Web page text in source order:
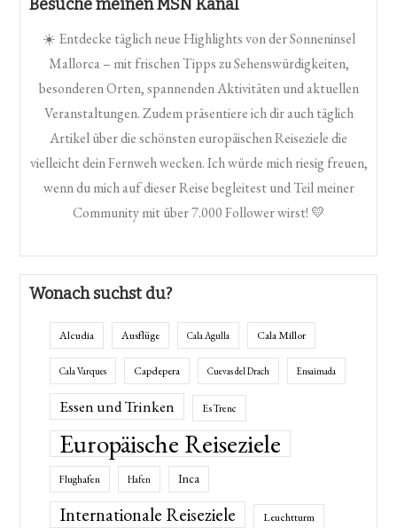
Besuche meinen MSN Kanal
☀️ Entdecke täglich neue Highlights von der Sonneninsel
Mallorca – mit frischen Tipps zu Sehenswürdigkeiten,
besonderen Orten, spannenden Aktivitäten und aktuellen
Veranstaltungen. Zudem präsentiere ich dir auch täglich
Artikel über die schönsten europäischen Reiseziele die
vielleicht dein Fernweh wecken. Ich würde mich riesig freuen,
wenn du mich auf dieser Reise begleitest und Teil meiner
Community mit über 7.000 Follower wirst! 💛
Wonach suchst du?
Alcudia Ausflüge Cala Agulla Cala Millor
Cala Varques Capdepera Cuevas del Drach Ensaimada
Essen und Trinken Es Trenc
Europäische Reiseziele
Flughafen Hafen Inca
Internationale Reiseziele Leuchtturm